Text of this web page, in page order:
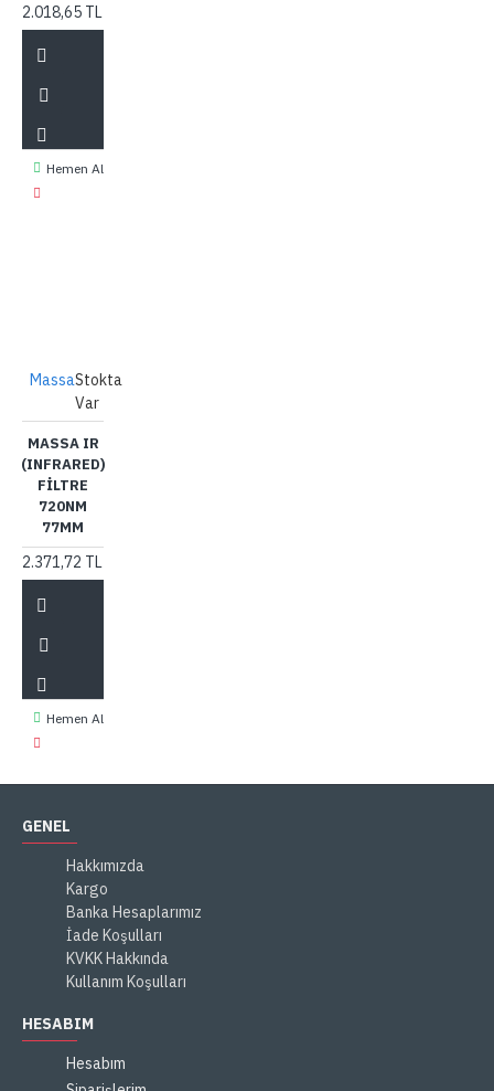
2.018,65 TL
Hemen Al
MassaStokta
Var
MASSA IR
(INFRARED)
FILTRE
720NM
77MM
2.371,72 TL
Hemen Al
GENEL
Hakkımızda
Kargo
Banka Hesaplarımız
İade Koşulları
KVKK Hakkında
Kullanım Koşulları
HESABIM
Hesabım